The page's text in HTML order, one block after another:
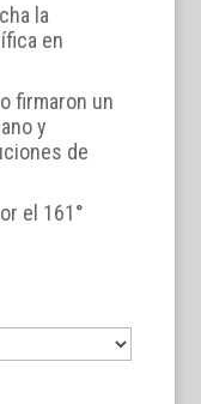
la
en
firmaron un
y
de
el 161°